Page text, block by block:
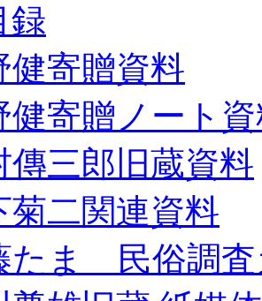
録
健寄贈資料
健寄贈ノート
傳三郎旧蔵資料
菊二関連資料
たま 民俗調査